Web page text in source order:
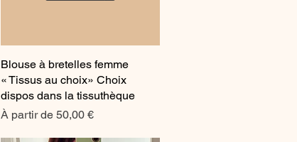
Aperçu rapide
Blouse à bretelles femme
« Tissus au choix» Choix
dispos dans la tissuthèque
À partir de 50,00 €
Prix promotionnel